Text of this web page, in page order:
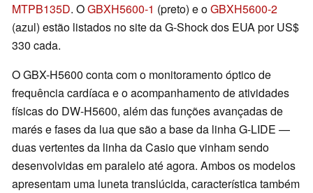
MTPB135D. OGBXH5600-1 (preto) e oGBXH5600-2
(azul) estão listados no site da G-Shock dos EUA por US$
330 cada.
O GBX-H5600 conta com o monitoramento óptico de
frequência cardíaca e o acompanhamento de atividades
físicas do DW-H5600, além das funções avançadas de
marés e fases da lua que são a base da linha G-LIDE —
duas vertentes da linha da Casio que vinham sendo
desenvolvidas em paralelo até agora. Ambos os modelos
apresentam uma luneta translúcida, característica também